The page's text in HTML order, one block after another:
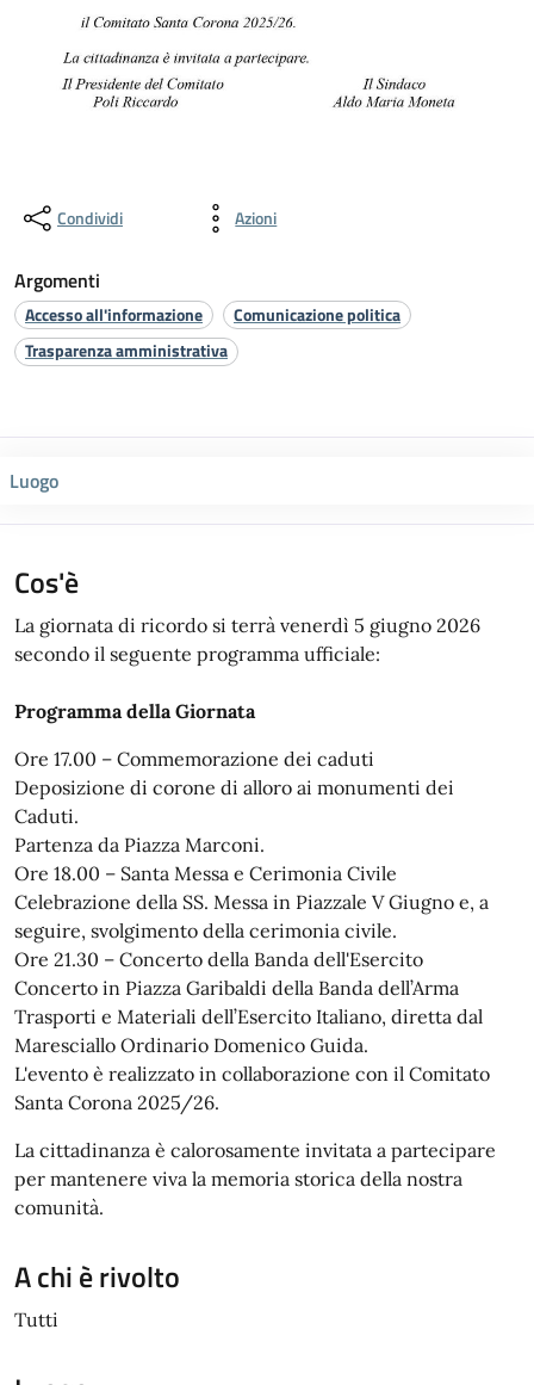
Condividi Azioni
Argomenti
Accesso all'informazione
Comunicazione politica
Trasparenza amministrativa
Luogo
Cos'è
La giornata di ricordo si terrà venerdì 5 giugno 2026
secondo il seguente programma ufficiale:
Programma della Giornata
Ore 17.00 – Commemorazione dei caduti
Deposizione di corone di alloro ai monumenti dei
Caduti.
Partenza da Piazza Marconi.
Ore 18.00 – Santa Messa e Cerimonia Civile
Celebrazione della SS. Messa in Piazzale V Giugno e, a
seguire, svolgimento della cerimonia civile.
Ore 21.30 – Concerto della Banda dell'Esercito
Concerto in Piazza Garibaldi della Banda dell’Arma
Trasporti e Materiali dell’Esercito Italiano, diretta dal
Maresciallo Ordinario Domenico Guida.
L'evento è realizzato in collaborazione con il Comitato
Santa Corona 2025/26.
La cittadinanza è calorosamente invitata a partecipare
per mantenere viva la memoria storica della nostra
comunità.
A chi è rivolto
Tutti